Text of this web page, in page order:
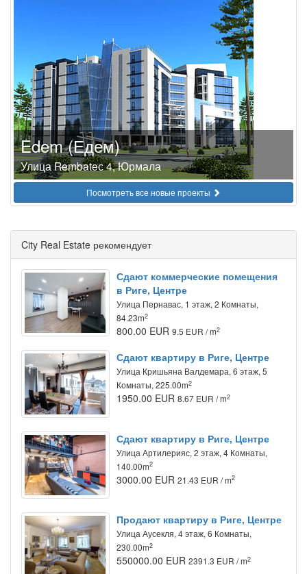
Edem (Едем)
Улица Rembateс 4, Юрмала
Посмотреть все новые проекты
City Real Estate рекомендует
Сдают коммерческие помещения
в Риге, Центре
Улица Пернавас, 1 этаж, 2 Комнаты,
84.23m2
800.00 EUR 9.5 EUR / m2
Сдают квартиру в Риге, Центре
Улица Кришьяна Валдемара, 6 этаж, 5
Комнаты, 225.00m2
1950.00 EUR 8.67 EUR / m2
Сдают квартиру в Риге, Центре
Улица Артилерияс, 2 этаж, 4 Комнаты,
140.00m2
3000.00 EUR 21.43 EUR / m2
Продают квартиру в Риге, Центре
Улица Аусекля, 4 этаж, 6 Комнаты,
230.00m2
550000.00 EUR 2391.3 EUR / m2